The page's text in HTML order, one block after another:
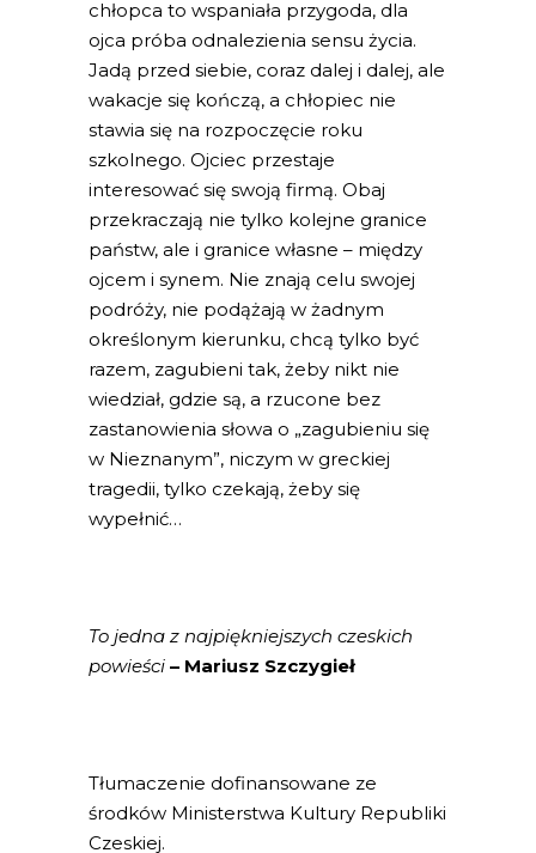
chłopca to wspaniała przygoda, dla
ojca próba odnalezienia sensu życia.
Jadą przed siebie, coraz dalej i dalej, ale
wakacje się kończą, a chłopiec nie
stawia się na rozpoczęcie roku
szkolnego. Ojciec przestaje
interesować się swoją firmą. Obaj
przekraczają nie tylko kolejne granice
państw, ale i granice własne – między
ojcem i synem. Nie znają celu swojej
podróży, nie podążają w żadnym
określonym kierunku, chcą tylko być
razem, zagubieni tak, żeby nikt nie
wiedział, gdzie są, a rzucone bez
zastanowienia słowa o „zagubieniu się
w Nieznanym”, niczym w greckiej
tragedii, tylko czekają, żeby się
wypełnić…
To jedna z najpiękniejszych czeskich
powieści – Mariusz Szczygieł
Tłumaczenie dofinansowane ze
środków Ministerstwa Kultury Republiki
Czeskiej.